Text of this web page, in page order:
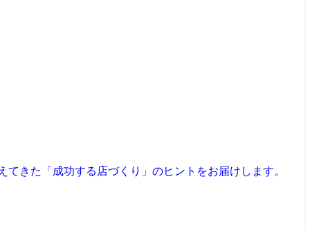
きた「成功する店づくり」のヒントをお届けします。